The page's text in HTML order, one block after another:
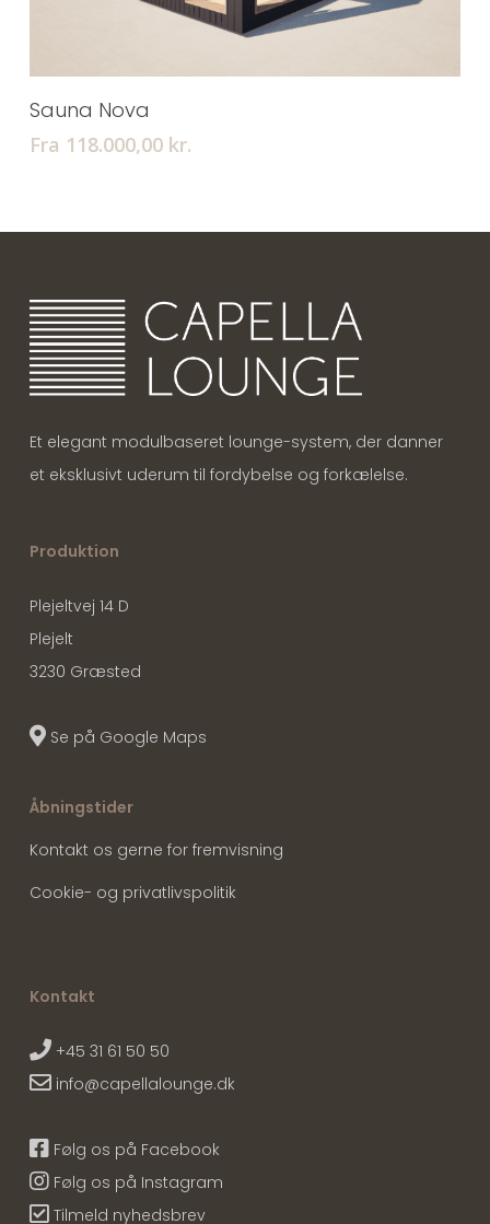
Sauna Nova
Fra 118.000,00 kr.
Et elegant modulbaseret lounge-system, der danner
et eksklusivt uderum til fordybelse og forkælelse.
Produktion
Plejeltvej 14 D
Plejelt
3230 Græsted
Se på Google Maps
Åbningstider
Kontakt os gerne for fremvisning
Cookie- og privatlivspolitik
Kontakt
+45 31 61 50 50
info@capellalounge.dk
Følg os på Facebook
Følg os på Instagram
Tilmeld nyhedsbrev